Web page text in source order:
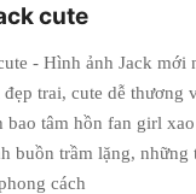
cute
- Hình ảnh Jack mới
trai, cute dễ thương
bao tâm hồn fan girl
buồn trầm lặng, những
cách